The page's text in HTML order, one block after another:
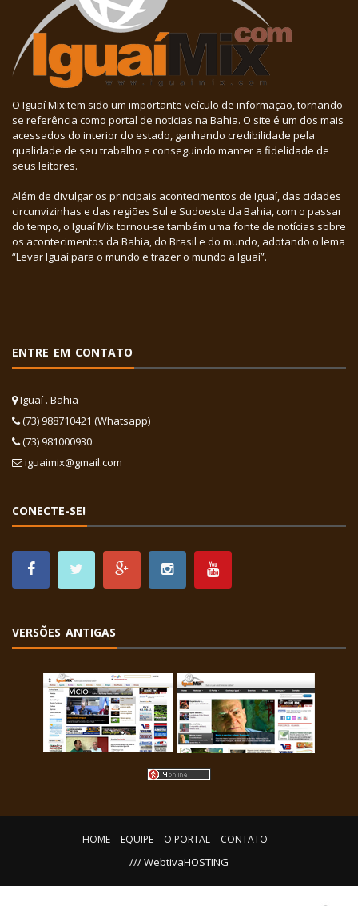
O Iguaí Mix tem sido um importante veículo de informação, tornando-
se referência como portal de notícias na Bahia. O site é um dos mais
acessados do interior do estado, ganhando credibilidade pela
qualidade de seu trabalho e conseguindo manter a fidelidade de
seus leitores.
Além de divulgar os principais acontecimentos de Iguaí, das cidades
circunvizinhas e das regiões Sul e Sudoeste da Bahia, com o passar
do tempo, o Iguaí Mix tornou-se também uma fonte de notícias sobre
os acontecimentos da Bahia, do Brasil e do mundo, adotando o lema
“Levar Iguaí para o mundo e trazer o mundo a Iguaí”.
ENTRE EM CONTATO
Iguaí . Bahia
(73) 988710421 (Whatsapp)
(73) 981000930
iguaimix@gmail.com
CONECTE-SE!
VERSÕES ANTIGAS
HOME EQUIPE O PORTAL CONTATO
/// WebtivaHOSTING